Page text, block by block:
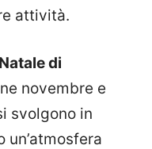
attività.
di
novembre e
svolgono in
un’atmosfera